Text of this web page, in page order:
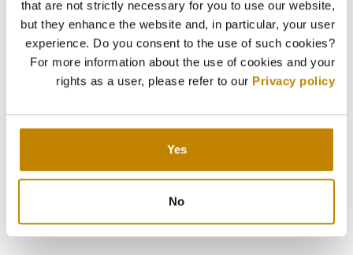
that are not strictly necessary for you to use our website,
but they enhance the website and, in particular, your user
experience. Do you consent to the use of such cookies?
For more information about the use of cookies and your
rights as a user, please refer to our Privacy policy
Yes
No